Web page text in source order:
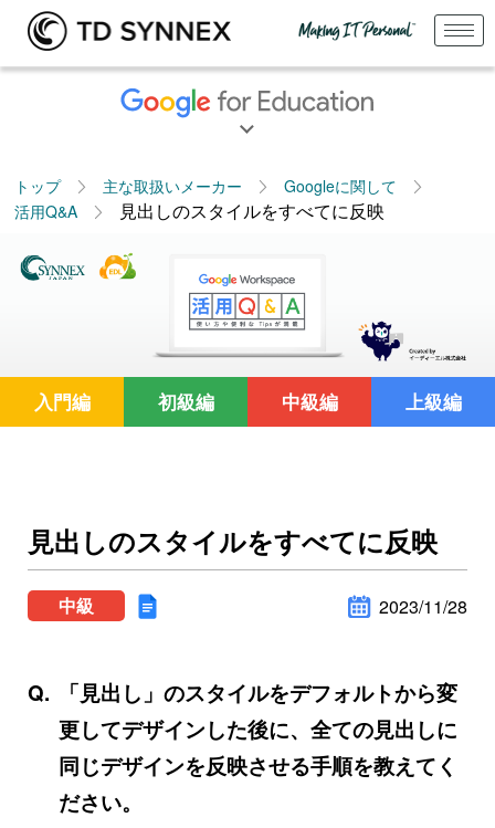
トップ 主な取扱いメーカー
Googleに関して
活用Q&A
見出しのスタイルをすべてに反映
入門編 初級編 中級編 上級編
見出しのスタイルをすべてに反映
中級 2023/11/28
「見出し」のスタイルをデフォルトから変
更してデザインした後に、全ての見出しに
同じデザインを反映させる手順を教えてく
ださい。